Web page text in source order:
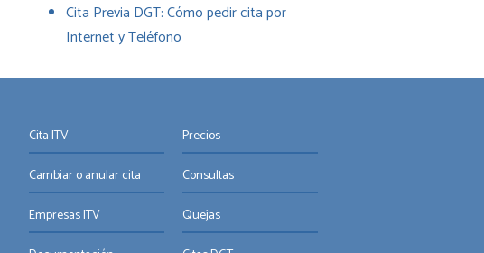
Cita Previa DGT: Cómo pedir cita por
Internet y Teléfono
Cita ITV
Cambiar o anular cita
Empresas ITV
Precios
Consultas
Quejas